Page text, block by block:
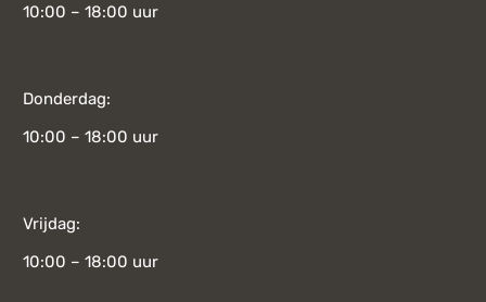
10:00 – 18:00 uur
Donderdag:
10:00 – 18:00 uur
Vrijdag:
10:00 – 18:00 uur